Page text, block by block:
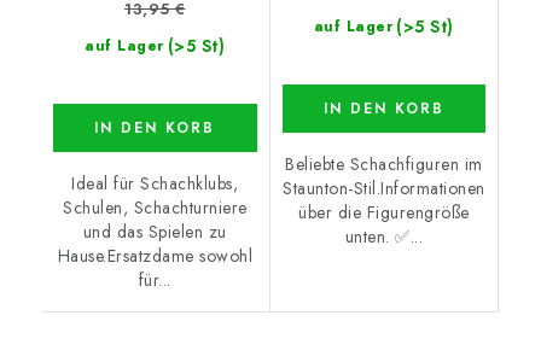
auf Lager (>5 St)
13,95 €
IN DEN KORB
Ideal für Schachklubs,
Schulen, Schachturniere
und das Spielen zu
Hause.Ersatzdame sowohl
für...
auf Lager (>5 St)
IN DEN KORB
Beliebte Schachfiguren im
Staunton-Stil.Informationen
über die Figurengröße
unten. ✅...